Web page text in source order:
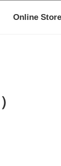
Online Store